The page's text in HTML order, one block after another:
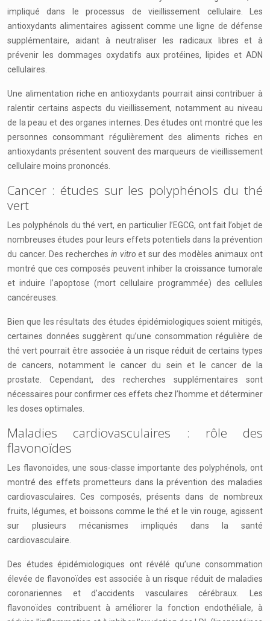
impliqué dans le processus de vieillissement cellulaire. Les
antioxydants alimentaires agissent comme une ligne de défense
supplémentaire, aidant à neutraliser les radicaux libres et à
prévenir les dommages oxydatifs aux protéines, lipides et ADN
cellulaires.
Une alimentation riche en antioxydants pourrait ainsi contribuer à
ralentir certains aspects du vieillissement, notamment au niveau
de la peau et des organes internes. Des études ont montré que les
personnes consommant régulièrement des aliments riches en
antioxydants présentent souvent des marqueurs de vieillissement
cellulaire moins prononcés.
Cancer : études sur les polyphénols du thé
vert
Les polyphénols du thé vert, en particulier l’EGCG, ont fait l’objet de
nombreuses études pour leurs effets potentiels dans la prévention
du cancer. Des recherches in vitroet sur des modèles animaux ont
montré que ces composés peuvent inhiber la croissance tumorale
et induire l’apoptose (mort cellulaire programmée) des cellules
cancéreuses.
Bien que les résultats des études épidémiologiques soient mitigés,
certaines données suggèrent qu’une consommation régulière de
thé vert pourrait être associée à un risque réduit de certains types
de cancers, notamment le cancer du sein et le cancer de la
prostate. Cependant, des recherches supplémentaires sont
nécessaires pour confirmer ces effets chez l’homme et déterminer
les doses optimales.
Maladies cardiovasculaires : rôle des
flavonoïdes
Les flavonoïdes, une sous-classe importante des polyphénols, ont
montré des effets prometteurs dans la prévention des maladies
cardiovasculaires. Ces composés, présents dans de nombreux
fruits, légumes, et boissons comme le thé et le vin rouge, agissent
sur plusieurs mécanismes impliqués dans la santé
cardiovasculaire.
Des études épidémiologiques ont révélé qu’une consommation
élevée de flavonoïdes est associée à un risque réduit de maladies
coronariennes et d’accidents vasculaires cérébraux. Les
flavonoïdes contribuent à améliorer la fonction endothéliale, à